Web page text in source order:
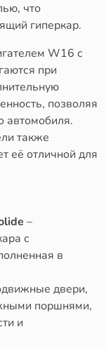
что
гиперкар.
W16 с
при
позволяя
автомобиля.
также
её отличной для
–
с
в
двери,
поршнями,
и